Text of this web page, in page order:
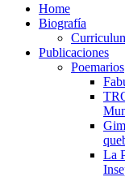
Home
Biografía
Publicaciones
Poemarios
La